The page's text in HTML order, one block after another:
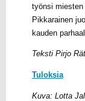
työnsi miesten
Pikkarainen
kauden
Teksti Pirjo
Tuloksia
Kuva: Lotta